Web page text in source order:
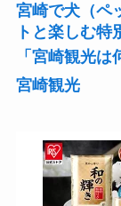
宮崎で犬（ペ
トと楽しむ特
「宮崎観光
宮崎観光